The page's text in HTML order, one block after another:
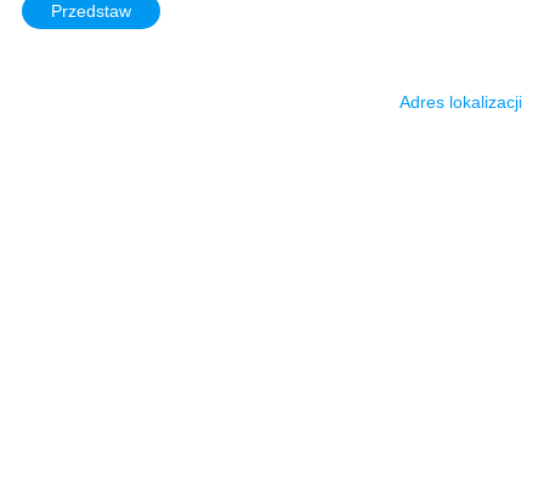
Przedstaw
Adres lokalizacji